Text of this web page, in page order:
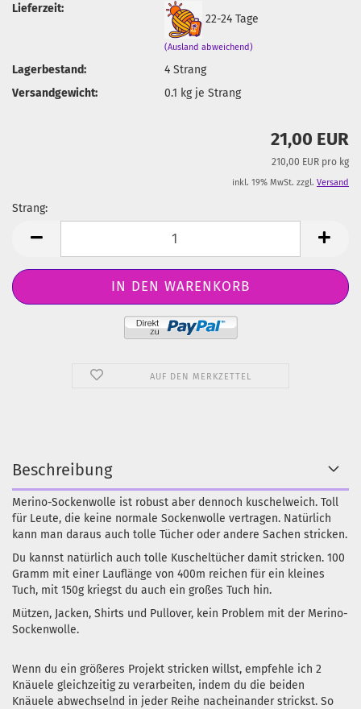
Lieferzeit:
22-24 Tage
(Ausland abweichend)
Lagerbestand: 4Strang
Versandgewicht:
0.1 kg je Strang
21,00 EUR
210,00 EUR pro kg
inkl. 19% MwSt. zzgl. Versand
Strang:
AUF DEN MERKZETTEL
Beschreibung
Merino-Sockenwolle ist robust aber dennoch kuschelweich. Toll
für Leute, die keine normale Sockenwolle vertragen. Natürlich
kann man daraus auch tolle Tücher oder andere Sachen stricken.
Du kannst natürlich auch tolle Kuscheltücher damit stricken. 100
Gramm mit einer Lauflänge von 400m reichen für ein kleines
Tuch, mit 150g kriegst du auch ein großes Tuch hin.
Mützen, Jacken, Shirts und Pullover, kein Problem mit der Merino-
Sockenwolle.
Wenn du ein größeres Projekt stricken willst, empfehle ich 2
Knäuele gleichzeitig zu verarbeiten, indem du die beiden
Knäuele abwechselnd in jeder Reihe nacheinander strickst. So